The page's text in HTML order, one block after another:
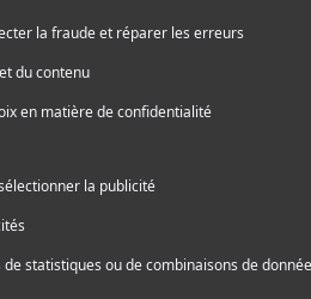
obsession peut finir par
codes du rap, et
les
reste intacte : il insuffle des
des idées pourtant
faut le dire, continuent d’offrir un
spéciale à « Le crib est
copié mon écriture
pas l’apostrophe » sur